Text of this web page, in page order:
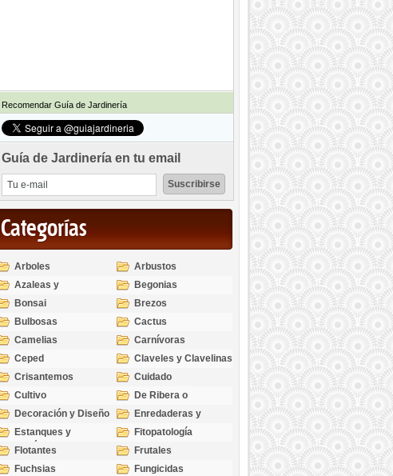
Recomendar Guía de Jardinería
Guía de Jardinería en tu email
Categorías
Arboles
Arbustos
Azaleas y
Rododendros
Begonias
Bonsai
Brezos
Bulbosas
Cactus
Camelias
Carnívoras
Ceped
Claveles y Clavelinas
Crisantemos
Cuidado
Cultivo
De Ribera o
Palustres
Decoración y Diseño
Enredaderas y
cubresuelos
Estanques y
Acuáticas
Fitopatología
Flotantes
Frutales
Fuchsias
Fungicidas